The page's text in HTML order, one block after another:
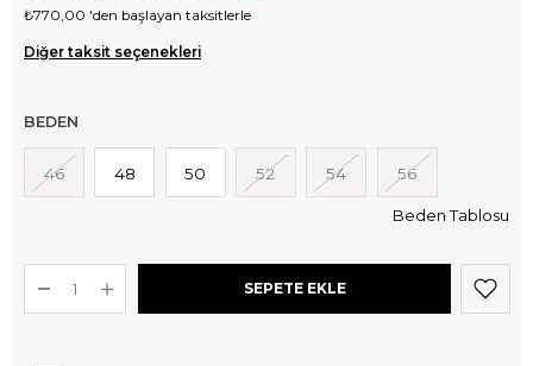
₺770,00 'den başlayan taksitlerle
Diğer taksit seçenekleri
BEDEN
46 48 50 52 54 56
Beden Tablosu